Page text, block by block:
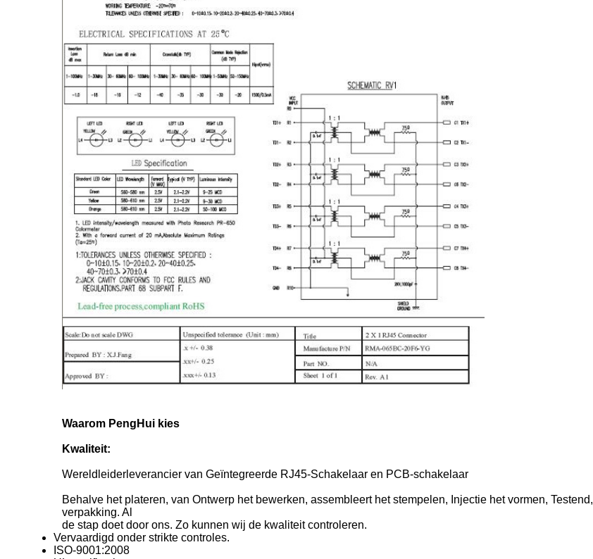
Waarom PengHui kies
Kwaliteit:
Wereldleiderleverancier van Geïntegreerde RJ45-Schakelaar en PCB-schakelaar
Behalve het plateren, van Ontwerp het bewerken, assembleert het stempelen, Injectie het vormen, Testend,
verpakking. Al
de stap doet door ons. Zo kunnen wij de kwaliteit controleren.
Vervaardigd onder strikte controles.
ISO-9001:2008